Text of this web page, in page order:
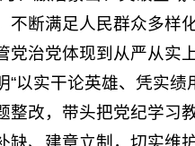
不断满足人民群众多样
党治党体现到从严从实
“以实干论英雄、凭实
整改，带头把党纪学习
缺、建章立制，切实维